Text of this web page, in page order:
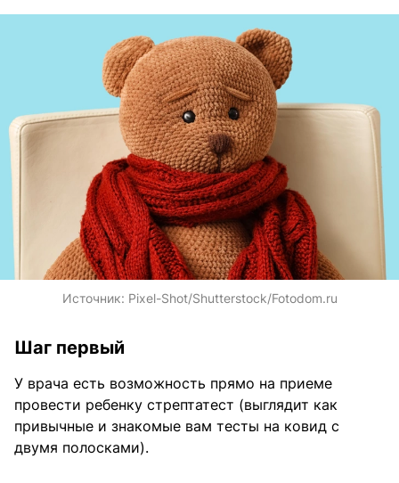
Источник: Pixel-Shot/Shutterstock/Fotodom.ru
Шаг первый
У врача есть возможность прямо на приеме
провести ребенку стрептатест (выглядит как
привычные и знакомые вам тесты на ковид с
двумя полосками).